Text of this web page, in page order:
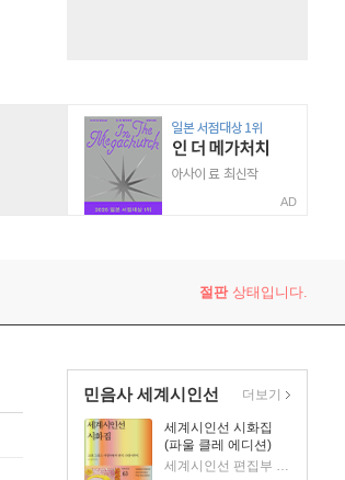
AD
절판상태입니다.
민음사 세계시인선
세계시인선 시화집
(파울 클레 에디션)
세계시인선 편집부 편/호라티우스 등저/파울 클레 그림
더보기